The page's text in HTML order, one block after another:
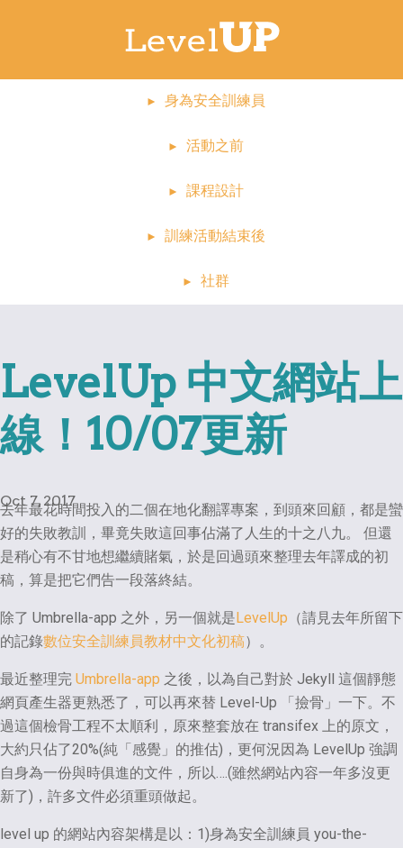
身為安全訓練員
活動之前
課程設計
訓練活動結束後
社群
LevelUp 中文網站上
線！10/07更新
Oct 7, 2017
去年最花時間投入的二個在地化翻譯專案，到頭來回顧，都是蠻
好的失敗教訓，畢竟失敗這回事佔滿了人生的十之八九。 但還
是稍心有不甘地想繼續賭氣，於是回過頭來整理去年譯成的初
稿，算是把它們告一段落終結。
除了 Umbrella-app 之外，另一個就是 LevelUp （請見去年所留下
的記錄數位安全訓練員教材中文化初稿）。
最近整理完 Umbrella-app 之後，以為自己對於 Jekyll 這個靜態
網頁產生器更熟悉了，可以再來替 Level-Up 「撿骨」一下。不
過這個檢骨工程不太順利，原來整套放在 transifex 上的原文，
大約只佔了20%(純「感覺」的推估)，更何況因為 LevelUp 強調
自身為一份與時俱進的文件，所以….(雖然網站內容一年多沒更
新了)，許多文件必須重頭做起。
level up 的網站內容架構是以：1)身為安全訓練員 you-the-